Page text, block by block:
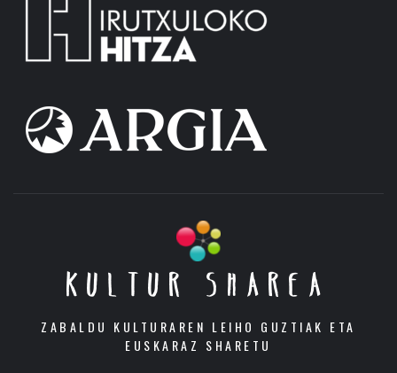
KULTUR SHAREA
ZABALDU KULTURAREN LEIHO GUZTIAK ETA
EUSKARAZ SHARETU